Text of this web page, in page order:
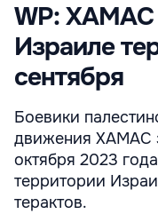
WP: ХАМАС
Израиле
сентября
Боевики
движения ХАМАС
октября 2023
территории
терактов.